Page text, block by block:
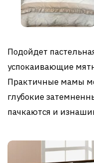
Подойдет
успокаивающие
Практичные мамы
глубокие
пачкаются и